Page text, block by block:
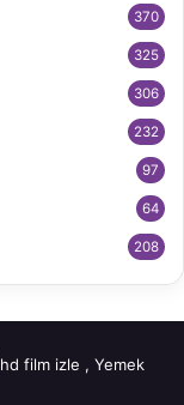
370
325
306
232
97
64
208
hd film izle , Yemek